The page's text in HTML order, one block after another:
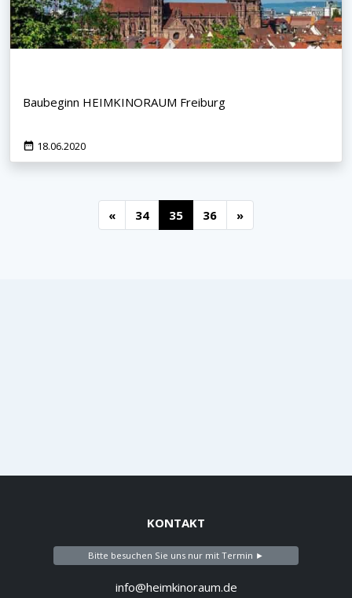
Baubeginn HEIMKINORAUM Freiburg
18.06.2020
« 34 35 36 »
KONTAKT
Bitte besuchen Sie uns nur mit Termin ►
info@heimkinoraum.de